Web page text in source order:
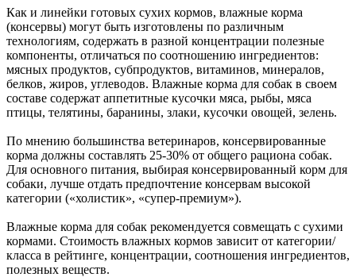
Как и линейки готовых сухих кормов, влажные корма
(консервы) могут быть изготовлены по различным
технологиям, содержать в разной концентрации полезные
компоненты, отличаться по соотношению ингредиентов:
мясных продуктов, субпродуктов, витаминов, минералов,
белков, жиров, углеводов. Влажные корма для собак в своем
составе содержат аппетитные кусочки мяса, рыбы, мяса
птицы, телятины, баранины, злаки, кусочки овощей, зелень.
По мнению большинства ветеринаров, консервированные
корма должны составлять 25-30% от общего рациона собак.
Для основного питания, выбирая консервированный корм для
собаки, лучше отдать предпочтение консервам высокой
категории («холистик», «супер-премиум»).
Влажные корма для собак рекомендуется совмещать с сухими
кормами. Стоимость влажных кормов зависит от категории/
класса в рейтинге, концентрации, соотношения ингредиентов,
полезных веществ.